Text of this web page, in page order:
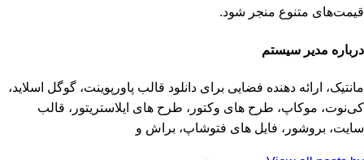
قیمت‌های متنوع منجر شود.
درباره مدیر سیستم
مانتیک، ارائه دهنده فضایی برای دانلود قالب پاورپوینت، گوگل اسلاید،
کی‌نوت، موکاپ، طرح های وکتور، طرح های ایلاستریتور، قالب
سایت، بروشور، فایل های فتوشاپ، براش و